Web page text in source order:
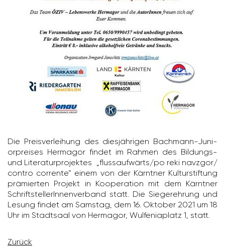
Die Preis­ver­lei­hung des dies­jäh­rigen Bach­mann-Juni­
or­preises Hermagor findet im Rahmen des Bildungs-
und Lite­ra­tur­pro­jektes „fluss­auf­wärts/​po reki navzgor/​
contro corrente“ einem von der Kärntner Kultur­stif­tung
prämierten Projekt in Koope­ra­tion mit dem Kärntner
Schrift­stel­le­rIn­nen­ver­band statt. Die Sieger­eh­rung und
Lesung findet am Samstag, dem 16. Oktober 2021 um 18
Uhr im Stadt­saal von Hermagor, Wulfe­nia­platz 1, statt.
Zurück